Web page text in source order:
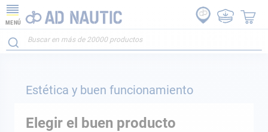
MENÚ
Estética y buen funcionamiento
Elegir el buen producto